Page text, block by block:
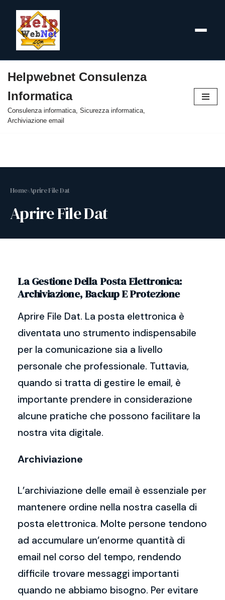
al
contenuto
Helpwebnet Consulenza
Informatica
Consulenza informatica, Sicurezza informatica,
Archiviazione email
Home›Aprire File Dat
Aprire File Dat
La Gestione Della Posta Elettronica:
Archiviazione, Backup E Protezione
Aprire File Dat. La posta elettronica è
diventata uno strumento indispensabile
per la comunicazione sia a livello
personale che professionale. Tuttavia,
quando si tratta di gestire le email, è
importante prendere in considerazione
alcune pratiche che possono facilitare la
nostra vita digitale.
Archiviazione
L’archiviazione delle email è essenziale per
mantenere ordine nella nostra casella di
posta elettronica. Molte persone tendono
ad accumulare un’enorme quantità di
email nel corso del tempo, rendendo
difficile trovare messaggi importanti
quando ne abbiamo bisogno. Per evitare